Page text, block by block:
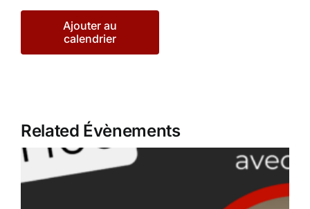
Ajouter au
calendrier
Related Évènements